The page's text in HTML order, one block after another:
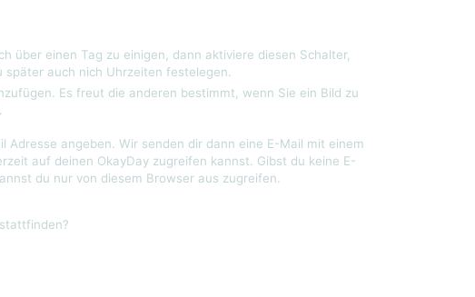
über einen Tag zu einigen, dann aktiviere diesen Schalter,
später auch nich Uhrzeiten festelegen.
Es freut die anderen bestimmt, wenn Sie ein Bild zu
Adresse angeben. Wir senden dir dann eine E-Mail mit einem
auf deinen OkayDay zugreifen kannst. Gibst du keine E-
du nur von diesem Browser aus zugreifen.